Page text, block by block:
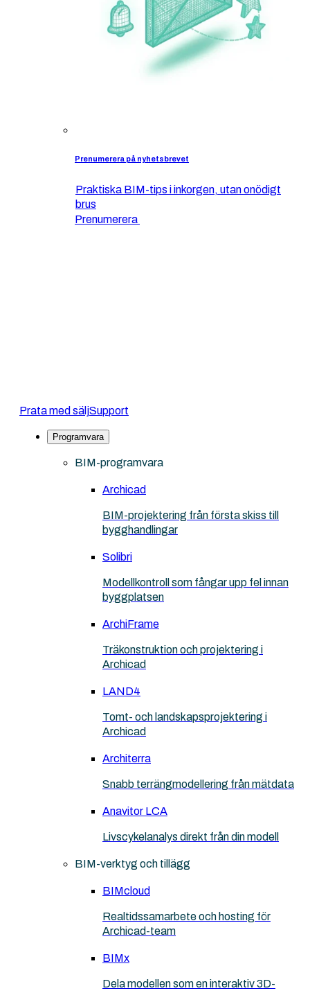
Prenumerera på nyhetsbrevet
Praktiska BIM-tips i inkorgen, utan onödigt
brus
Prenumerera
Prata med säljSupport
Programvara
BIM-programvara
Archicad
BIM-projektering från första skiss till
bygghandlingar
Solibri
Modellkontroll som fångar upp fel innan
byggplatsen
ArchiFrame
Träkonstruktion och projektering i
Archicad
LAND4
Tomt- och landskapsprojektering i
Archicad
Architerra
Snabb terrängmodellering från mätdata
Anavitor LCA
Livscykelanalys direkt från din modell
BIM-verktyg och tillägg
BIMcloud
Realtidssamarbete och hosting för
Archicad-team
BIMx
Dela modellen som en interaktiv 3D-